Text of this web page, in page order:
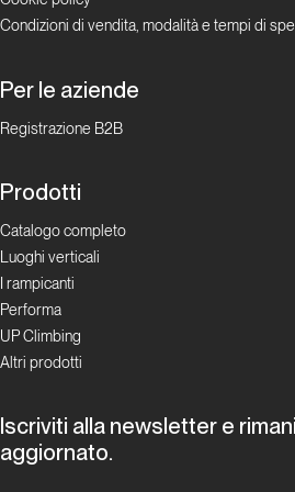
Europa, Africa, Nordamerica e
sulle rocce del Colorado e in
Condizioni di vendita, modalità e tempi di
Per le aziende
Registrazione B2B
Prodotti
Catalogo completo
Luoghi verticali
I rampicanti
Performa
UP Climbing
Altri prodotti
Iscriviti alla newsletter e
aggiornato.